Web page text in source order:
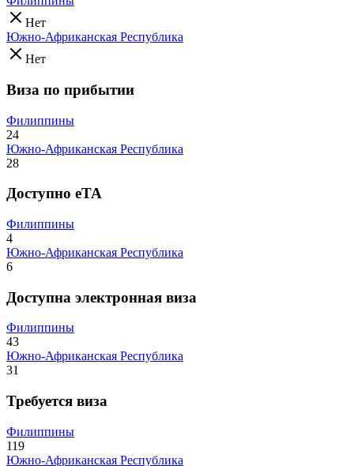
Нет
Южно-Африканская Республика
Нет
Виза по прибытии
Филиппины
24
Южно-Африканская Республика
28
Доступно eTA
Филиппины
4
Южно-Африканская Республика
6
Доступна электронная виза
Филиппины
43
Южно-Африканская Республика
31
Требуется виза
Филиппины
119
Южно-Африканская Республика